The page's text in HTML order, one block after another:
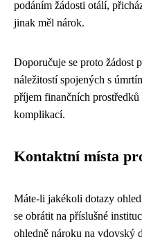
podáním žádosti otálí,
jinak měl nárok.
Doporučuje se proto žádost
náležitostí spojených s
příjem finančních
komplikací.
Kontaktní místa
Máte-li jakékoli dotazy
se obrátit na příslušné
ohledně nároku na vdovský